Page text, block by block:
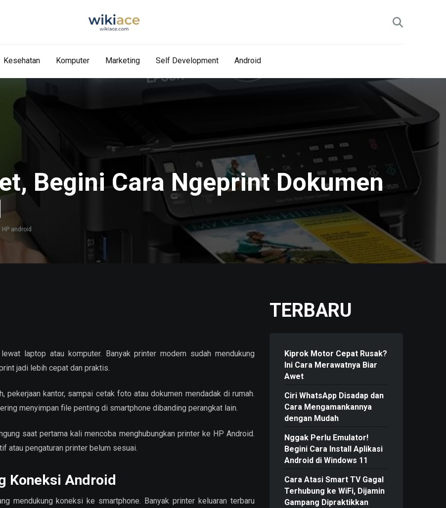
Kesehatan Komputer Marketing Self Development Android
Begini Cara Ngeprint Dokumen
android
laptop atau komputer. Banyak printer modern sudah mendukung
jadi lebih cepat dan praktis.
pekerjaan kantor, sampai cetak foto atau dokumen mendadak di rumah.
menyimpan file penting di smartphone dibanding perangkat lain.
saat pertama kali mencoba menghubungkan printer ke HP Android.
atau pengaturan printer belum sesuai.
Koneksi Android
mendukung koneksi ke smartphone. Banyak printer keluaran terbaru
TERBARU
Kiprok Motor Cepat Rusak?
Ini Cara Merawatnya Biar
Awet
Ciri WhatsApp Disadap dan
Cara Mengamankannya
dengan Mudah
Nggak Perlu Emulator!
Begini Cara Install Aplikasi
Android di Windows 11
Cara Atasi Smart TV Gagal
Terhubung ke WiFi, Dijamin
Gampang Dipraktikkan